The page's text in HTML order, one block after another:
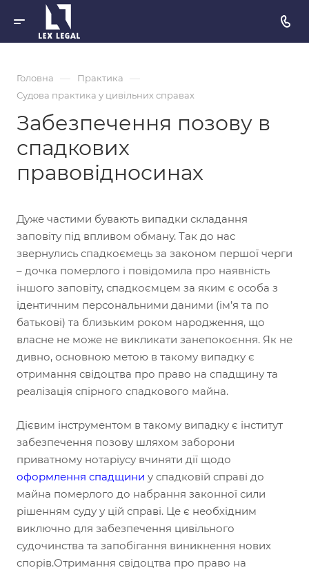
Головна — Практика —
Судова практика у цивільних справах
Забезпечення позову в
спадкових
правовідносинах
Дуже частими бувають випадки складання
заповіту під впливом обману. Так до нас
звернулись спадкоємець за законом першої черги
– дочка померлого і повідомила про наявність
іншого заповіту, спадкоємцем за яким є особа з
ідентичним персональними даними (ім’я та по
батькові) та близьким роком народження, що
власне не може не викликати занепокоєння. Як не
дивно, основною метою в такому випадку є
отримання свідоцтва про право на спадщину та
реалізація спірного спадкового майна.
Дієвим інструментом в такому випадку є інститут
забезпечення позову шляхом заборони
приватному нотаріусу вчиняти дії щодо
оформлення спадщини у спадковій справі до
майна померлого до набрання законної сили
рішенням суду у цій справі. Це є необхідним
виключно для забезпечення цивільного
судочинства та запобігання виникнення нових
спорів.Отримання свідоцтва про право на